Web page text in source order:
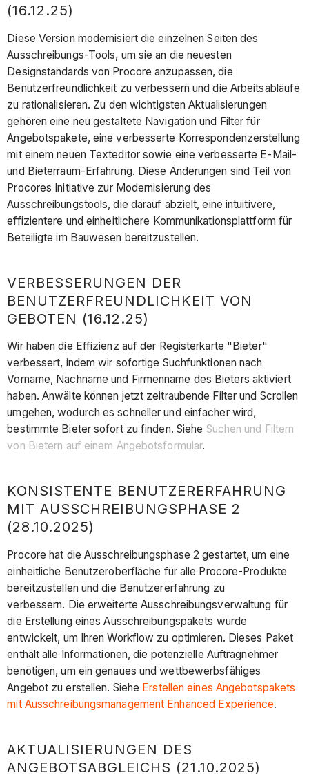
(16.12.25)
Diese Version modernisiert die einzelnen Seiten des
Ausschreibungs-Tools, um sie an die neuesten
Designstandards von Procore anzupassen, die
Benutzerfreundlichkeit zu verbessern und die Arbeitsabläufe
zu rationalisieren. Zu den wichtigsten Aktualisierungen
gehören eine neu gestaltete Navigation und Filter für
Angebotspakete, eine verbesserte Korrespondenzerstellung
mit einem neuen Texteditor sowie eine verbesserte E-Mail-
und Bieterraum-Erfahrung. Diese Änderungen sind Teil von
Procores Initiative zur Modernisierung des
Ausschreibungstools, die darauf abzielt, eine intuitivere,
effizientere und einheitlichere Kommunikationsplattform für
Beteiligte im Bauwesen bereitzustellen.
VERBESSERUNGEN DER
BENUTZERFREUNDLICHKEIT VON
GEBOTEN (16.12.25)
Wir haben die Effizienz auf der Registerkarte "Bieter"
verbessert, indem wir sofortige Suchfunktionen nach
Vorname, Nachname und Firmenname des Bieters aktiviert
haben. Anwälte können jetzt zeitraubende Filter und Scrollen
umgehen, wodurch es schneller und einfacher wird,
bestimmte Bieter sofort zu finden. Siehe Suchen und Filtern
von Bietern auf einem Angebotsformular.
KONSISTENTE BENUTZERERFAHRUNG
MIT AUSSCHREIBUNGSPHASE 2
(28.10.2025)
Procore hat die Ausschreibungsphase 2 gestartet, um eine
einheitliche Benutzeroberfläche für alle Procore-Produkte
bereitzustellen und die Benutzererfahrung zu
verbessern. Die erweiterte Ausschreibungsverwaltung für
die Erstellung eines Ausschreibungspakets wurde
entwickelt, um Ihren Workflow zu optimieren. Dieses Paket
enthält alle Informationen, die potenzielle Auftragnehmer
benötigen, um ein genaues und wettbewerbsfähiges
Angebot zu erstellen. Siehe Erstellen eines Angebotspakets
mit Ausschreibungsmanagement Enhanced Experience.
AKTUALISIERUNGEN DES
ANGEBOTSABGLEICHS (21.10.2025)